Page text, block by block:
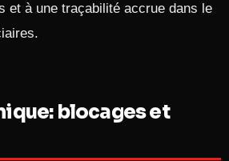
et à une traçabilité accrue dans le
blocages et